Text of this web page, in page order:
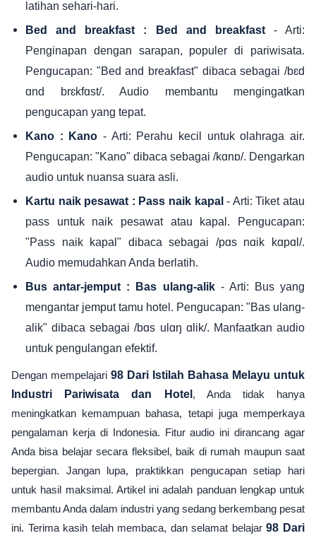
latihan sehari-hari.
Bed and breakfast : Bed and breakfast- Arti:
Penginapan dengan sarapan, populer di pariwisata.
Pengucapan: "Bed and breakfast" dibaca sebagai /bɛd
ɑnd brɛkfɑst/. Audio membantu mengingatkan
pengucapan yang tepat.
Kano : Kano - Arti: Perahu kecil untuk olahraga air.
Pengucapan: "Kano" dibaca sebagai /kɑnɒ/. Dengarkan
audio untuk nuansa suara asli.
Kartu naik pesawat : Pass naik kapal - Arti: Tiket atau
pass untuk naik pesawat atau kapal. Pengucapan:
"Pass naik kapal" dibaca sebagai /pɑs nɑik kɑpɑl/.
Audio memudahkan Anda berlatih.
Bus antar-jemput : Bas ulang-alik- Arti: Bus yang
mengantar jemput tamu hotel. Pengucapan: "Bas ulang-
alik" dibaca sebagai /bɑs ulɑŋ ɑlik/. Manfaatkan audio
untuk pengulangan efektif.
Dengan mempelajari 98 Dari Istilah Bahasa Melayu untuk
Industri Pariwisata dan Hotel , Anda tidak hanya
meningkatkan kemampuan bahasa, tetapi juga memperkaya
pengalaman kerja di Indonesia. Fitur audio ini dirancang agar
Anda bisa belajar secara fleksibel, baik di rumah maupun saat
bepergian. Jangan lupa, praktikkan pengucapan setiap hari
untuk hasil maksimal. Artikel ini adalah panduan lengkap untuk
membantu Anda dalam industri yang sedang berkembang pesat
ini. Terima kasih telah membaca, dan selamat belajar98 Dari